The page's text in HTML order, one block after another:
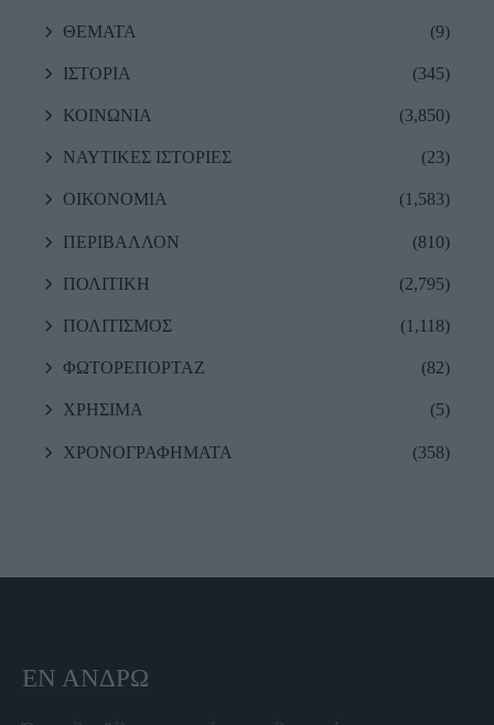
ΘΕΜΑΤΑ (9)
ΙΣΤΟΡΙΑ (345)
ΚΟΙΝΩΝΙΑ (3,850)
ΝΑΥΤΙΚΕΣ ΙΣΤΟΡΙΕΣ (23)
ΟΙΚΟΝΟΜΙΑ (1,583)
ΠΕΡΙΒΑΛΛΟΝ (810)
ΠΟΛΙΤΙΚΗ (2,795)
ΠΟΛΙΤΙΣΜΟΣ (1,118)
ΦΩΤΟΡΕΠΟΡΤΑΖ (82)
ΧΡΗΣΙΜΑ (5)
ΧΡΟΝΟΓΡΑΦΗΜΑΤΑ (358)
ΕΝ ΆΝΔΡΩ